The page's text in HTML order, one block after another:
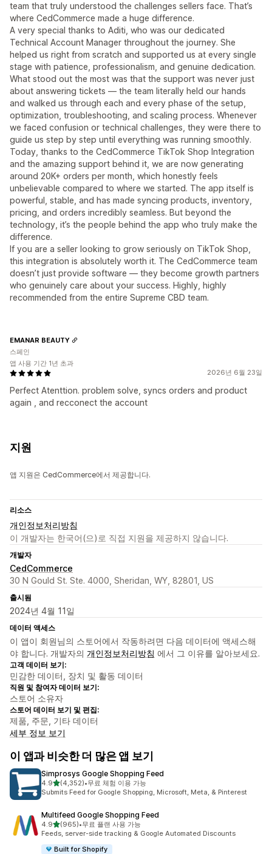
team that truly understood the challenges sellers face. That’s
where CedCommerce made a huge difference.
A very special thanks to Aditi, who was our dedicated
Technical Account Manager throughout the journey. She
helped us right from scratch and supported us at every single
stage with patience, professionalism, and genuine dedication.
What stood out the most was that the support was never just
about answering tickets — the team literally held our hands
and walked us through each and every phase of the setup,
optimization, troubleshooting, and scaling process. Whenever
we faced confusion or technical challenges, they were there to
guide us step by step until everything was running smoothly.
Today, thanks to the CedCommerce TikTok Shop Integration
and the amazing support behind it, we are now generating
around 20K+ orders per month, which honestly feels
unbelievable compared to where we started. The app itself is
powerful, stable, and has made syncing products, inventory,
pricing, and orders incredibly seamless. But beyond the
technology, it’s the people behind the app who truly make the
difference.
If you are a seller looking to grow seriously on TikTok Shop,
this integration is absolutely worth it. The CedCommerce team
doesn’t just provide software — they become growth partners
who genuinely care about your success. Highly, highly
recommended from the entire Supreme CBD team.
2026년 6월 23일
Perfect Atenttion. problem solve, syncs orders and product
again , and recconect the account
EMANAR BEAUTY
스페인
앱 사용 기간 1년 초과
지원
앱 지원은 CedCommerce에서 제공합니다.
리소스
개인정보처리방침
이 개발자는 한국어(으)로 직접 지원을 제공하지 않습니다.
개발자
CedCommerce
30 N Gould St. Ste. 4000, Sheridan, WY, 82801, US
출시됨
2024년 4월 11일
데이터 액세스
이 앱이 회원님의 스토어에서 작동하려면 다음 데이터에 액세스해
야 합니다. 개발자의 개인정보처리방침 에서 그 이유를 알아보세요.
고객 데이터 보기:
민감한 데이터, 장치 및 활동 데이터
직원 및 참여자 데이터 보기:
스토어 소유자
스토어 데이터 보기 및 편집:
제품, 주문, 기타 데이터
세부 정보 보기
이 앱과 비슷한 더 많은 앱 보기
Simprosys Google Shopping Feed
4.9별 5개 중
(4,352)
총 리뷰 4352개
•무료 체험 이용 가능
Submits Feed for Google Shopping, Microsoft, Meta, & Pinterest
Multifeed Google Shopping Feed
4.9별 5개 중
(965)
총 리뷰 965개
•무료 플랜 사용 가능
Feeds, server-side tracking & Google Automated Discounts
Built for Shopify